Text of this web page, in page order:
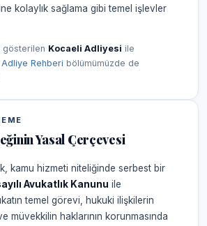
kolaylık sağlama gibi temel işlevler
gösterilen Kocaeli Adliyesi ile
Adliye Rehberi bölümümüzde de
Yasal Çerçevesi
kamu hizmeti niteliğinde serbest bir
Avukatlık Kanunu ile
temel görevi, hukuki ilişkilerin
müvekkilin haklarının korunmasında